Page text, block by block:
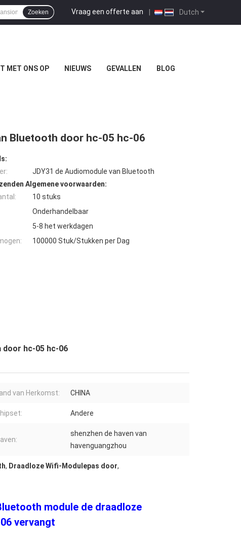
Dutch
Vraag een offerte aan |
Zoeken
MET ONS OP NIEUWS GEVALLEN BLOG
Bluetooth door hc-05 hc-06
JDY31 de Audiomodule van Bluetooth
Algemene voorwaarden:
10 stuks
Onderhandelbaar
5-8 het werkdagen
100000 Stuk/Stukken per Dag
door hc-05 hc-06
van Herkomst: CHINA
Andere
shenzhen de haven van
havenguangzhou
, Draadloze Wifi-Modulepas door,
module de draadloze
vervangt